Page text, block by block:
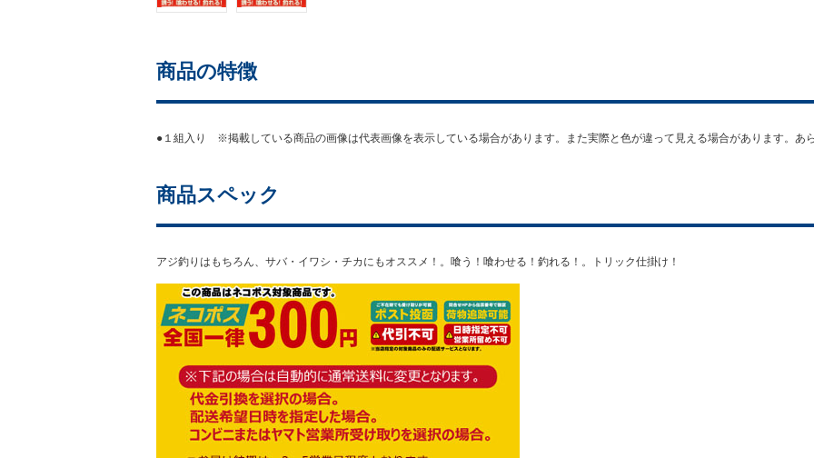
商品の特徴
●１組入り ※掲載している商品の画像は代表画像を表示している場合があります。また実際と色が違って見える場合があります。あ
商品スペック
アジ釣りはもちろん、サバ・イワシ・チカにもオススメ！。喰う！喰わせる！釣れる！。トリック仕掛け！